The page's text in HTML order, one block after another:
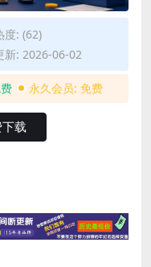
度: (62)
新: 2026-06-02
永久会员: 免费
载